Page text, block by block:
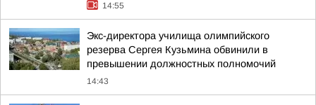
14:55
Экс-директора училища олимпийского
резерва Сергея Кузьмина обвинили в
превышении должностных полномочий
14:43